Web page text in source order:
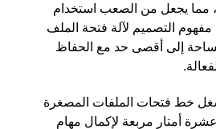
، مما يجعل من الصعب استخدام
التصميم لآلة فتحة الملف
إلى أقصى حد مع الحفاظ
خط فتحات الملفات المصغرة
أمتار مربعة لإكمال مهام